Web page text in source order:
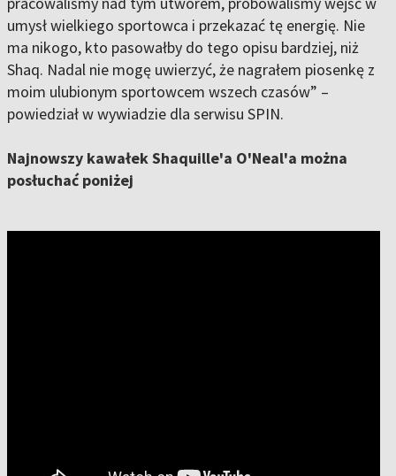
umysł wielkiego sportowca i przekazać tę energię. Nie
ma nikogo, kto pasowałby do tego opisu bardziej, niż
Shaq. Nadal nie mogę uwierzyć, że nagrałem piosenkę z
moim ulubionym sportowcem wszech czasów” –
powiedział w wywiadzie dla serwisu SPIN.
Najnowszy kawałek Shaquille'a O'Neal'a można
posłuchać poniżej